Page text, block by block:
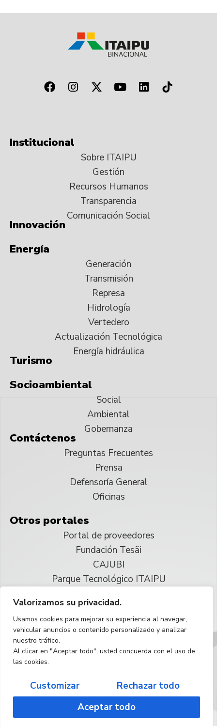
Valorizamos su privacidad.
Usamos cookies para mejorar su experiencia al navegar,
vehicular anuncios o contenido personalizado y analizar
nuestro tráfico.
Al clicar en "Aceptar todo", usted concuerda con el uso de
las cookies.
Customizar
Rechazar todo
Aceptar todo
Institucional
Sobre ITAIPU
Gestión
Recursos Humanos
Transparencia
Comunicación Social
Innovación
Energía
Generación
Transmisión
Represa
Hidrología
Vertedero
Actualización Tecnológica
Energía hidráulica
Turismo
Socioambiental
Social
Ambiental
Gobernanza
Contáctenos
Preguntas Frecuentes
Prensa
Defensoría General
Oficinas
Otros portales
Portal de proveedores
Fundación Tesãi
CAJUBI
Parque Tecnológico ITAIPU
Reservados todos los derechos
Español